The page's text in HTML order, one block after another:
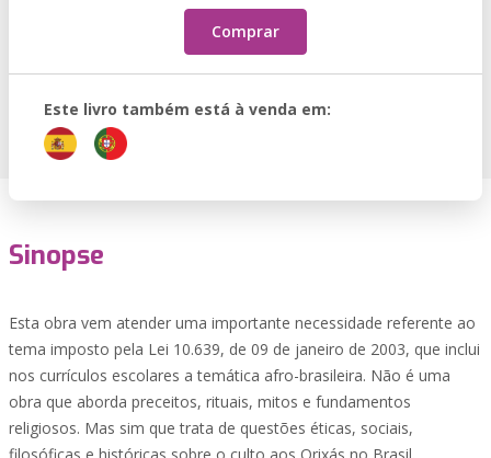
Comprar
Este livro também está à venda em:
Sinopse
Esta obra vem atender uma importante necessidade referente ao
tema imposto pela Lei 10.639, de 09 de janeiro de 2003, que inclui
nos currículos escolares a temática afro-brasileira. Não é uma
obra que aborda preceitos, rituais, mitos e fundamentos
religiosos. Mas sim que trata de questões éticas, sociais,